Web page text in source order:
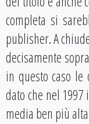
completa si
publisher. A
decisamente
in questo caso
dato che nel
media ben più